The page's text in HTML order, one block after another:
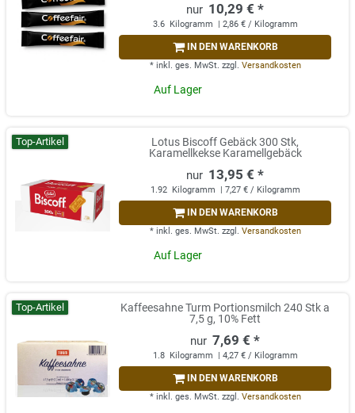
10,29 € *
3.6 Kilogramm | 2,86 € / Kilogramm
IN DEN WARENKORB
* inkl. ges. MwSt. zzgl. Versandkosten
Auf Lager
Top-Artikel
Lotus Biscoff Gebäck 300 Stk,
Karamellkekse Karamellgebäck
13,95 € *
1.92 Kilogramm | 7,27 € / Kilogramm
IN DEN WARENKORB
* inkl. ges. MwSt. zzgl. Versandkosten
Auf Lager
Top-Artikel
Kaffeesahne Turm Portionsmilch 240 Stk a
7,5 g, 10% Fett
7,69 € *
1.8 Kilogramm | 4,27 € / Kilogramm
IN DEN WARENKORB
* inkl. ges. MwSt. zzgl. Versandkosten